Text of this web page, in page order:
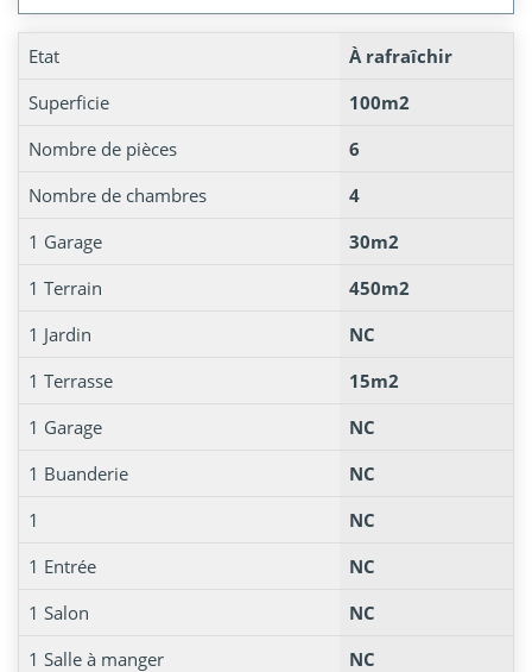
Etat
À rafraîchir
Superficie
100m2
Nombre de pièces
6
Nombre de chambres
4
1 Garage
30m2
1 Terrain
450m2
1 Jardin
NC
1 Terrasse
15m2
1 Garage
NC
1 Buanderie
NC
1
NC
1 Entrée
NC
1 Salon
NC
1 Salle à manger
NC